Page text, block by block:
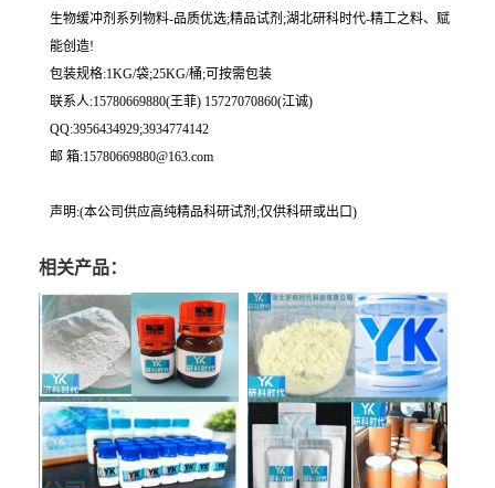
生物缓冲剂系列物料-品质优选;精品试剂;湖北研科时代-精工之料、赋
能创造!
包装规格:1KG/袋;25KG/桶;可按需包装
联系人:15780669880(王菲) 15727070860(江诚)
QQ:3956434929;3934774142
邮 箱:15780669880@163.com
声明:(本公司供应高纯精品科研试剂;仅供科研或出口)
相关产品：